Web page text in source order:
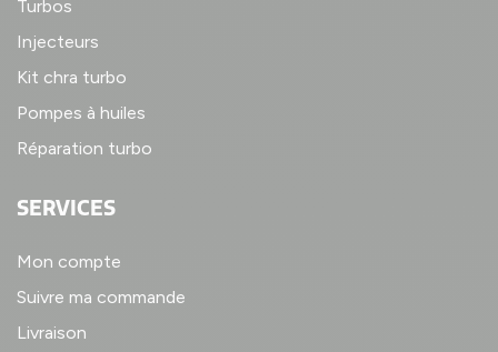
Turbos
Injecteurs
Kit chra turbo
Pompes à huiles
Réparation turbo
SERVICES
Mon compte
Suivre ma commande
Livraison